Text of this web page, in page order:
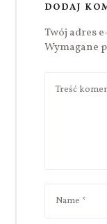
DODAJ
Twój adres
Wymagane